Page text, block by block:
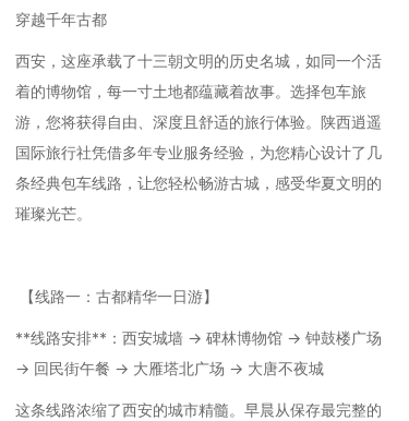
穿越千年古都
西安，这座承载了十三朝文明的历史名城，如同一个活
着的博物馆，每一寸土地都蕴藏着故事。选择包车旅
游，您将获得自由、深度且舒适的旅行体验。陕西逍遥
国际旅行社凭借多年专业服务经验，为您精心设计了几
条经典包车线路，让您轻松畅游古城，感受华夏文明的
璀璨光芒。
【线路一：古都精华一日游】
**线路安排**：西安城墙 → 碑林博物馆 → 钟鼓楼广场
→ 回民街午餐 → 大雁塔北广场 → 大唐不夜城
这条线路浓缩了西安的城市精髓。早晨从保存最完整的